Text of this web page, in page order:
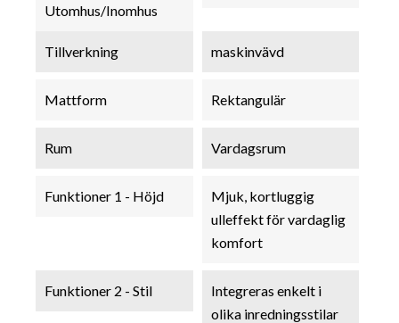
Utomhus/Inomhus
Tillverkning maskinvävd
Mattform Rektangulär
Rum Vardagsrum
Funktioner 1 - Höjd
Mjuk, kortluggig
ulleffekt för vardaglig
komfort
Funktioner 2 - Stil
Integreras enkelt i
olika inredningsstilar